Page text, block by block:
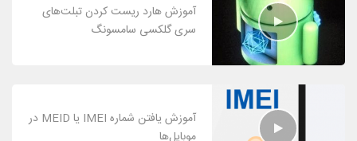
آموزش هارد ریست کردن تبلت‌های
سری گلکسی سامسونگ
آموزش یافتن شماره IMEI یا MEID در
موبایل‌ها